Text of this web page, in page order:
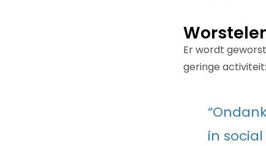
Er wordt
geringe activiteit:
in